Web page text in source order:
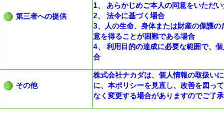
第三者への提供
1、 あらかじめご本人の同意をいただ
2、 法令に基づく場合
3、人の生命、身体または財産の保護
意を得ることが困難である場合
4、 利用目的の達成に必要な範囲で、
合
その他
株式会社ナカダは、個人情報の取扱い
に、本ポリシーを見直し、改善を図っ
なく変更する場合がありますのでご了承